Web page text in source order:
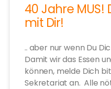
40 Jahre MUS!
mit Dir!
.. aber nur wenn Du
Damit wir das Essen
können, melde Dich
Sekretariat an. Alle